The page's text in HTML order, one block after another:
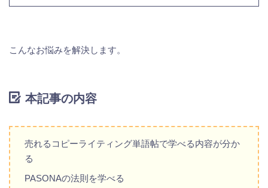
こんなお悩みを解決します。
本記事の内容
売れるコピーライティング単語帖で学べる内容が分か
る
PASONAの法則を学べる